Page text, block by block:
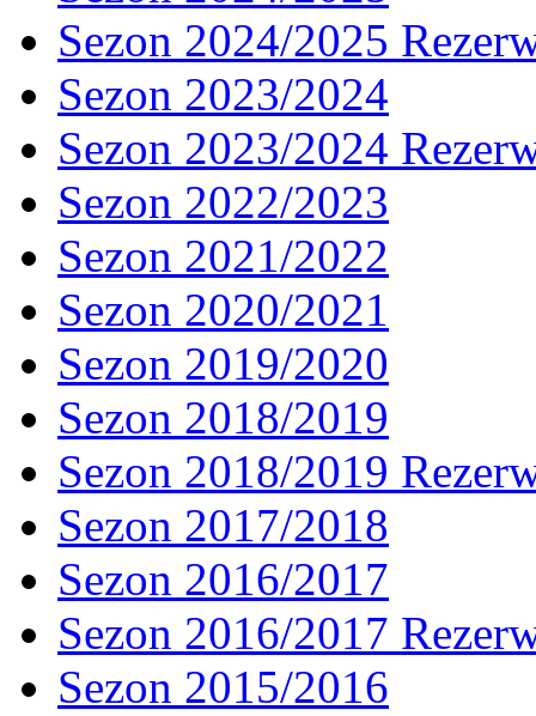
Sezon 2024/2025
Sezon 2023/2024
Sezon 2023/2024
Sezon 2022/2023
Sezon 2021/2022
Sezon 2020/2021
Sezon 2019/2020
Sezon 2018/2019
Sezon 2018/2019
Sezon 2017/2018
Sezon 2016/2017
Sezon 2016/2017
Sezon 2015/2016